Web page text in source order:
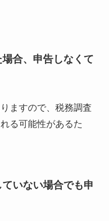
合、申告しなくて
ますので、税務調査
る可能性があるた
いない場合でも申